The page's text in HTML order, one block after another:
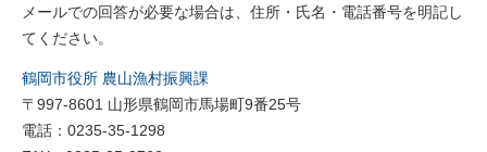
メールでの回答が必要な場合は、住所・氏名・電話番号を明記し
てください。
鶴岡市役所 農山漁村振興課
〒997-8601 山形県鶴岡市馬場町9番25号
電話：0235-35-1298